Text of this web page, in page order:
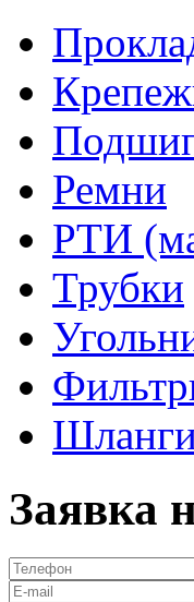
Ремни
РТИ
Трубки
Заявка
Телефон
E-mail